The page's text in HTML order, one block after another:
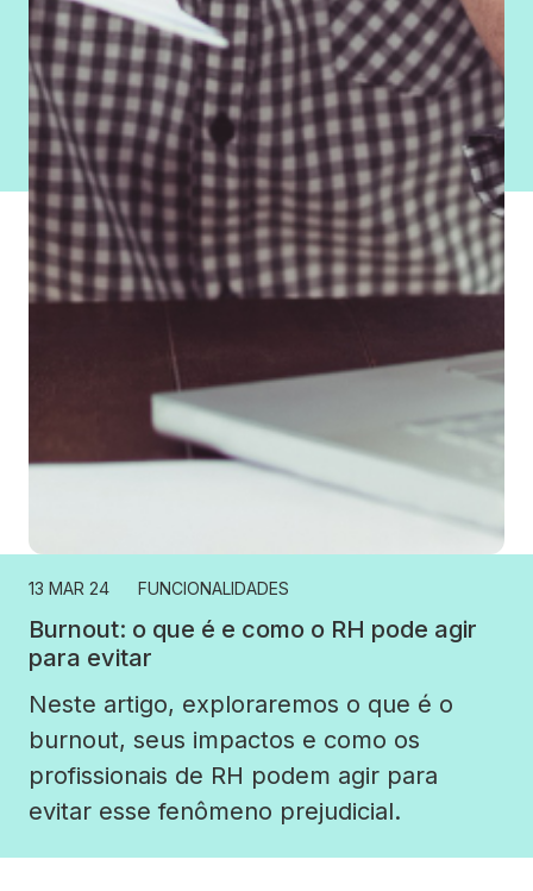
13 MAR 24 FUNCIONALIDADES
Burnout: o que é e como o RH pode agir
para evitar
Neste artigo, exploraremos o que é o
burnout, seus impactos e como os
profissionais de RH podem agir para
evitar esse fenômeno prejudicial.